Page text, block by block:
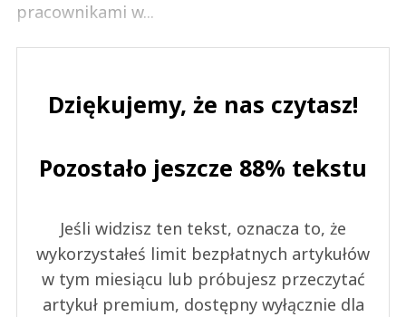
pracownikami w...
Dziękujemy, że nas czytasz!
Pozostało jeszcze 88% tekstu
Jeśli widzisz ten tekst, oznacza to, że
wykorzystałeś limit bezpłatnych artykułów
w tym miesiącu lub próbujesz przeczytać
artykuł premium, dostępny wyłącznie dla